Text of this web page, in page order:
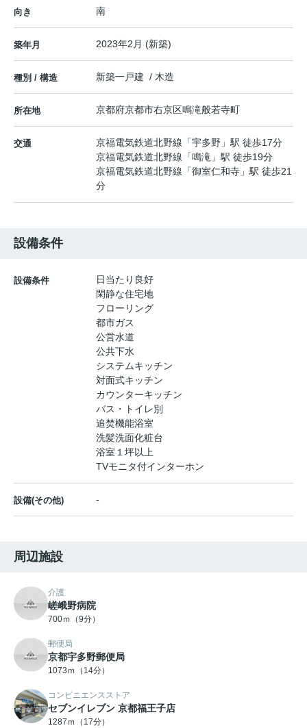
向き 南
築年月 2023年2月 (新築)
種別 / 構造 新築一戸建 / 木造
所在地 京都府京都市右京区鳴滝般若寺町
交通 京福電気鉄道北野線 「宇多野 」駅 徒歩17分
京福電気鉄道北野線 「鳴滝 」駅 徒歩19分
京福電気鉄道北野線 「御室仁和寺 」駅 徒歩21
分
設備条件
設備条件
日当たり良好
閑静な住宅地
フローリング
都市ガス
公営水道
公共下水
システムキッチン
対面式キッチン
カウンターキッチン
バス・トイレ別
追焚機能浴室
洗髪洗面化粧台
浴室１坪以上
TVモニタ付インターホン
設備(その他) -
周辺施設
介護
嵯峨野病院
700ｍ（9分）
郵便局
京都宇多野郵便局
1073ｍ（14分）
コンビニエンスストア
セブンイレブン 京都福王子店
1287ｍ（17分）